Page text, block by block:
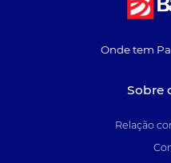
Onde tem
Sobre
Relação